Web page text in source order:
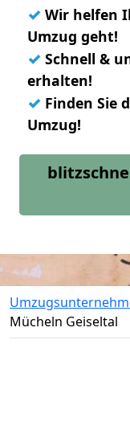
✓ Wir helfen
Umzug geht!
✓ Schnell &
erhalten!
✓ Finden Sie
Umzug!
Mücheln Geiseltal